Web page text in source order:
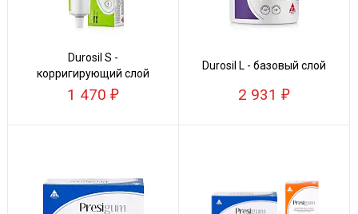
Durosil S -
корригирующий слой
1 470
Durosil L - базовый слой
2 931